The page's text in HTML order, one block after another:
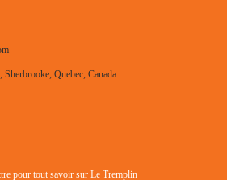
Quebec, Canada
pour tout savoir sur Le Tremplin